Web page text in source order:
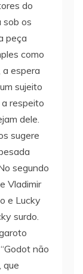
do
sob os
peça
como
espera
sujeito
respeito
dele.
sugere
segundo
Vladimir
e Lucky
surdo.
não
que